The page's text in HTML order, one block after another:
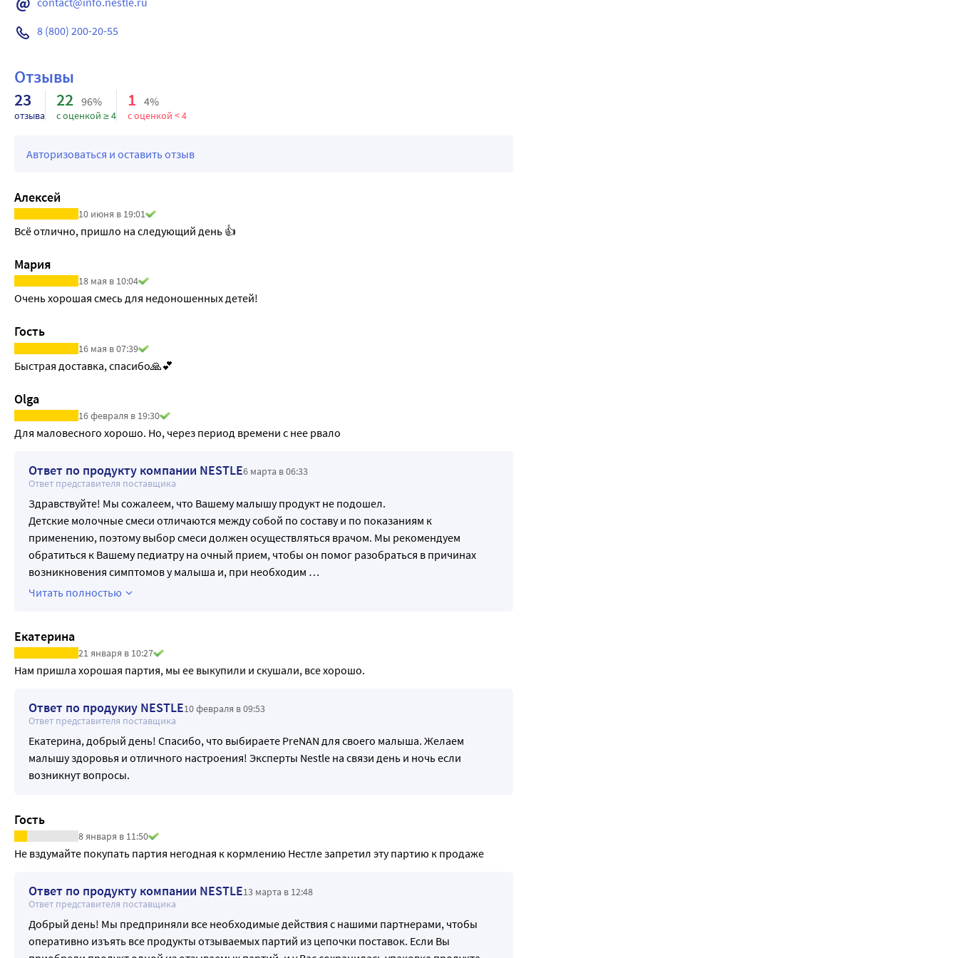
8 (800) 200-20-55
Отзывы
23
отзыва
22 96%
с оценкой ≥ 4
1 4%
с оценкой < 4
Авторизоваться и оставить отзыв
Алексей
10 июня в 19:01
Мария
18 мая в 10:04
Очень хорошая смесь для недоношенных детей!
Гость
16 мая в 07:39
Быстрая доставка, спасибо🙏💕
Olga
16 февраля в 19:30
Для маловесного хорошо. Но, через период времени с нее рвало
Ответ по продукту компании NESTLE6 марта в 06:33
Ответ представителя поставщика
Здравствуйте! Мы сожалеем, что Вашему малышу продукт не подошел.
Детские молочные смеси отличаются между собой по составу и по показаниям к
применению, поэтому выбор смеси должен осуществляться врачом. Мы рекомендуем
обратиться к Вашему педиатру на очный прием, чтобы он помог разобраться в причинах
возникновения симптомов у малыша и, при необходим …
Читать полностью
Екатерина
21 января в 10:27
Нам пришла хорошая партия, мы ее выкупили и скушали, все хорошо.
Ответ по продукиу NESTLE10 февраля в 09:53
Ответ представителя поставщика
Екатерина, добрый день! Спасибо, что выбираете PreNAN для своего малыша. Желаем
малышу здоровья и отличного настроения! Эксперты Nestle на связи день и ночь если
возникнут вопросы.
Гость
8 января в 11:50
Не вздумайте покупать партия негодная к кормлению Нестле запретил эту партию к продаже
Ответ по продукту компании NESTLE13 марта в 12:48
Ответ представителя поставщика
Добрый день! Мы предприняли все необходимые действия с нашими партнерами, чтобы
оперативно изъять все продукты отзываемых партий из цепочки поставок. Если Вы